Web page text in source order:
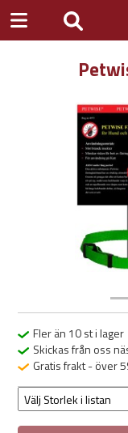
Fler än 10 st i lager
Skickas från oss
Gratis frakt - över